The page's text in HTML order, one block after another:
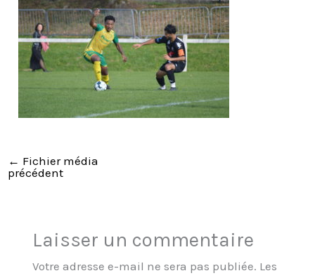
← Fichier média
précédent
Laisser un commentaire
Votre adresse e-mail ne sera pas publiée. Les